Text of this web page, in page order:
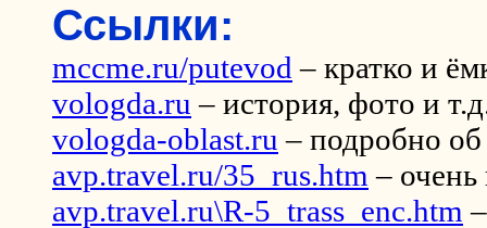
Ссылки:
mccme.ru/putevod – кратко и
vologda.ru – история, фото и
vologda-oblast.ru – подробно об
avp.travel.ru/35_rus.htm – очень
avp.travel.ru\R-5_trass_enc.htm